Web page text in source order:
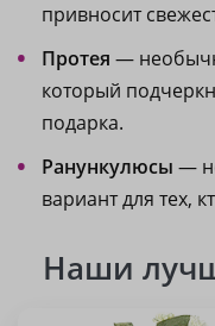
привносит
Протея —
который
подарка.
Ранункулюсы —
вариант для тех,
Наши